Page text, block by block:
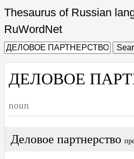
Thesaurus of Russian
RuWordNet
ДЕЛОВОЕ
noun
Деловое партнерство